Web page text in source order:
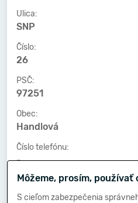
Ulica:
SNP
Číslo:
26
PSČ:
97251
Obec:
Handlová
Číslo telefónu:
-
Číslo faxu:
-
Môžeme, prosím, používať
S cieľom zabezpečenia